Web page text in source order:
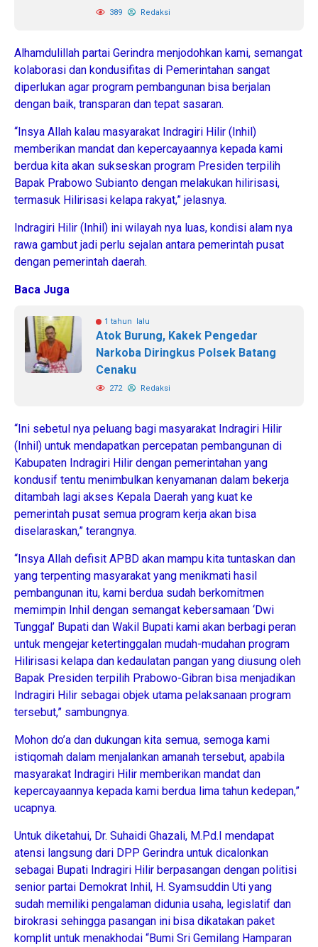
389 Redaksi
Alhamdulillah partai Gerindra menjodohkan kami, semangat
kolaborasi dan kondusifitas di Pemerintahan sangat
diperlukan agar program pembangunan bisa berjalan
dengan baik, transparan dan tepat sasaran.
“Insya Allah kalau masyarakat Indragiri Hilir (Inhil)
memberikan mandat dan kepercayaannya kepada kami
berdua kita akan sukseskan program Presiden terpilih
Bapak Prabowo Subianto dengan melakukan hilirisasi,
termasuk Hilirisasi kelapa rakyat,” jelasnya.
Indragiri Hilir (Inhil) ini wilayah nya luas, kondisi alam nya
rawa gambut jadi perlu sejalan antara pemerintah pusat
dengan pemerintah daerah.
Baca Juga
1 tahun lalu
Atok Burung, Kakek Pengedar
Narkoba Diringkus Polsek Batang
Cenaku
272 Redaksi
“Ini sebetul nya peluang bagi masyarakat Indragiri Hilir
(Inhil) untuk mendapatkan percepatan pembangunan di
Kabupaten Indragiri Hilir dengan pemerintahan yang
kondusif tentu menimbulkan kenyamanan dalam bekerja
ditambah lagi akses Kepala Daerah yang kuat ke
pemerintah pusat semua program kerja akan bisa
diselaraskan,” terangnya.
“Insya Allah defisit APBD akan mampu kita tuntaskan dan
yang terpenting masyarakat yang menikmati hasil
pembangunan itu, kami berdua sudah berkomitmen
memimpin Inhil dengan semangat kebersamaan ‘Dwi
Tunggal’ Bupati dan Wakil Bupati kami akan berbagi peran
untuk mengejar ketertinggalan mudah-mudahan program
Hilirisasi kelapa dan kedaulatan pangan yang diusung oleh
Bapak Presiden terpilih Prabowo-Gibran bisa menjadikan
Indragiri Hilir sebagai objek utama pelaksanaan program
tersebut,” sambungnya.
Mohon do’a dan dukungan kita semua, semoga kami
istiqomah dalam menjalankan amanah tersebut, apabila
masyarakat Indragiri Hilir memberikan mandat dan
kepercayaannya kepada kami berdua lima tahun kedepan,”
ucapnya.
Untuk diketahui, Dr. Suhaidi Ghazali, M.Pd.I mendapat
atensi langsung dari DPP Gerindra untuk dicalonkan
sebagai Bupati Indragiri Hilir berpasangan dengan politisi
senior partai Demokrat Inhil, H. Syamsuddin Uti yang
sudah memiliki pengalaman didunia usaha, legislatif dan
birokrasi sehingga pasangan ini bisa dikatakan paket
komplit untuk menakhodai “Bumi Sri Gemilang Hamparan